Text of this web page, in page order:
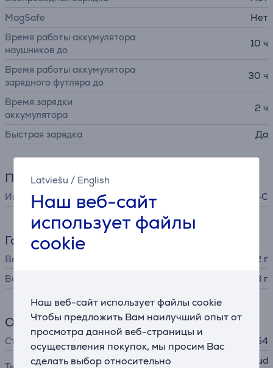
Latviešu / English
Наш веб-сайт
использует файлы
cookie
Наш веб-сайт использует файлы cookie
Чтобы предложить Вам наилучший опыт от
просмотра данной веб-страницы и
осуществления покупок, мы просим Вас
сделать выбор относительно
MagSafe
Нет
Время работы аккумулятора
наушников до
10 ч
Время работы аккумулятора
зарядного футляра до
30 ч
Время зарядки
аккумулятора
2 ч
Быстрая зарядка Да
Питание
Интерфейс зарядки USB-C
Габариты
Вес
4,12 г
Вес зарядного футляра
35,68 г
Общий параметр
Степень защиты IP54
наушники-вкладыши (earbud